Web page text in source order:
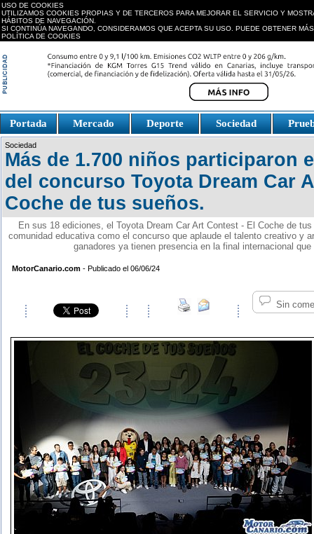
USO DE COOKIES
UTILIZAMOS COOKIES PROPIAS Y DE TERCEROS PARA MEJORAR EL SERVICIO Y
HÁBITOS DE NAVEGACIÓN.
SI CONTINÚA NAVEGANDO, CONSIDERAMOS QUE ACEPTA SU USO. PUEDE OBTENER
POLÍTICA DE COOKIES
Portada Mercado Deporte Sociedad
Fake Watches
replica-
watch.is
Sociedad
Más de 1.700 niños participaron
del concurso Toyota Dream Car
Coche de tus sueños.
En sus 18 ediciones, el Toyota Dream Car Art Contest - El Coche de
comunidad educativa como el concurso que aplaude el talento creativo y
ganadores ya tienen presencia en la final internacional
MotorCanario.com - Publicado el 06/06/24
Sin